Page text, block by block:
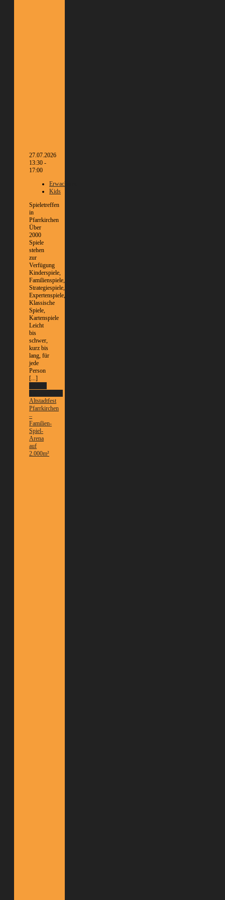
27.07.2026
13:30 -
17:00
Erwachsene
Kids
Spieletreffen
in
Pfarrkirchen
Über
2000
Spiele
stehen
zur
Verfügung
Kinderspiele,
Familienspiele,
Strategiespiele,
Expertenspiele,
Klassische
Spiele,
Kartenspiele
Leicht
bis
schwer,
kurz bis
lang, für
jede
Person
[...]
Altstadtfest
Pfarrkirchen
–
Familien-
Spiel-
Arena
auf
2.000m²